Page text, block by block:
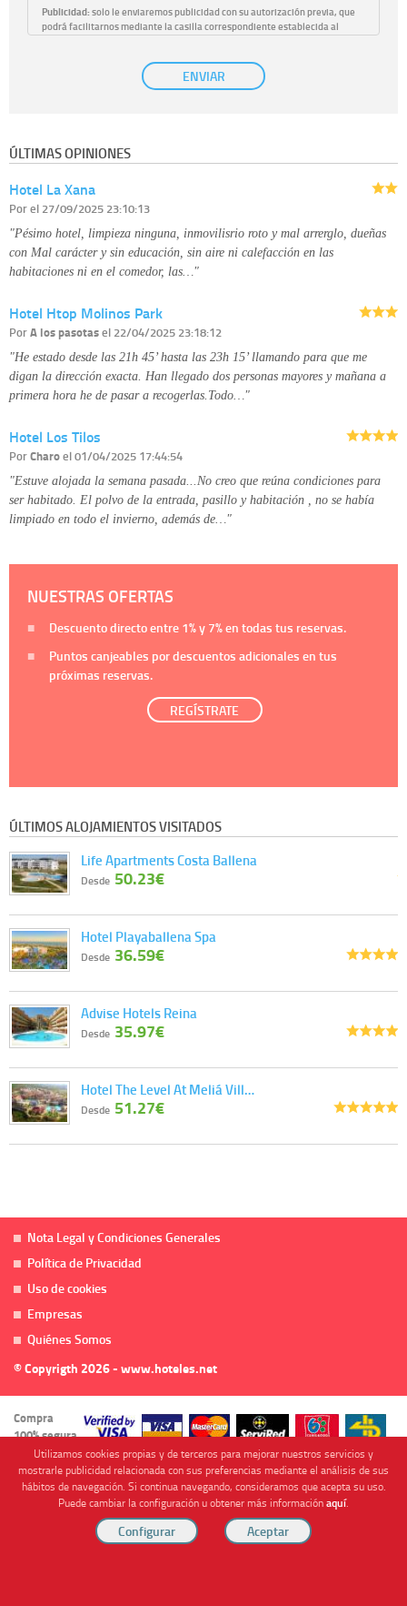
Publicidad:solo le enviaremos publicidad con su autorización previa, que
podrá facilitarnos mediante la casilla correspondiente establecida al
efecto.
únicamente trataremos sus datos con su consentimiento
previo, que podrá facilitarnos mediante la casilla correspondiente
Derechos:tiene derecho a saber qué información tenemos sobre usted,
disponible en nuestra página web.
Información complementaria:
ENVIAR
ÚLTIMAS OPINIONES
Hotel La Xana
Porel 27/09/2025 23:10:13
"Pésimo hotel, limpieza ninguna, inmovilisrio roto y mal arrerglo, dueñas
con Mal carácter y sin educación, sin aire ni calefacción en las
habitaciones ni en el comedor, las…"
Hotel Htop Molinos Park
PorA los pasotasel 22/04/2025 23:18:12
"He estado desde las 21h 45’ hasta las 23h 15’ llamando para que me
digan la dirección exacta. Han llegado dos personas mayores y mañana a
primera hora he de pasar a recogerlas.Todo…"
Hotel Los Tilos
PorCharoel 01/04/2025 17:44:54
"Estuve alojada la semana pasada...No creo que reúna condiciones para
ser habitado. El polvo de la entrada, pasillo y habitación , no se había
limpiado en todo el invierno, además de…"
NUESTRAS OFERTAS
Descuento directo entre 1%y 7%en todas tus reservas.
Puntos canjeables por descuentos adicionales en tus
próximas reservas.
REGÍSTRATE
ÚLTIMOS ALOJAMIENTOS VISITADOS
Life Apartments Costa Ballena
Desde 50.23€
Hotel Playaballena Spa
Desde 36.59€
Advise Hotels Reina
Desde 35.97€
Hotel The Level At Meliá Vill…
Desde 51.27€
Nota Legal y Condiciones Generales
Política de Privacidad
Uso de cookies
Empresas
Quiénes Somos
© Copyrigth 2026 - www.hoteles.net
Compra
100% segura
Cofinanciado por
Utilizamos cookies propias y de terceros para mejorar nuestros servicios y
mostrarle publicidad relacionada con sus preferencias mediante el análisis de sus
hábitos de navegación. Si continua navegando, consideramos que acepta su uso.
Puede cambiar la configuración u obtener más informaciónaquí.